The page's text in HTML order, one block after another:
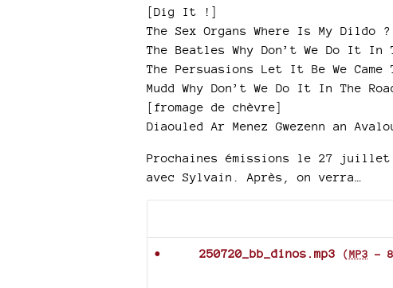
[Dig It !]
The Sex Organs Where Is My Dildo ?
The Beatles Why Don’t We Do It In
The Persuasions Let It Be We Came
Mudd Why Don’t We Do It In The
[fromage de chèvre]
Diaouled Ar Menez Gwezenn an
Prochaines émissions le 27 juillet
avec Sylvain. Après, on verra…
250720_bb_dinos.mp3 (MP3 -